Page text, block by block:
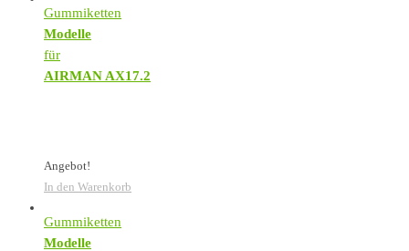
Gummiketten
Modelle
für
AIRMAN AX17.2
Angebot!
In den Warenkorb
Gummiketten
Modelle